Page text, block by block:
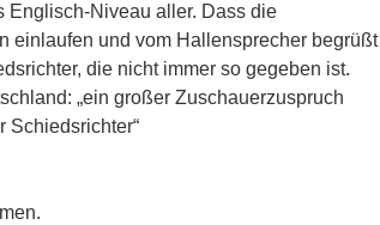
Englisch-Niveau aller. Dass die
einlaufen und vom Hallensprecher begrüßt
die nicht immer so gegeben ist.
„ein großer Zuschauerzuspruch
Schiedsrichter“